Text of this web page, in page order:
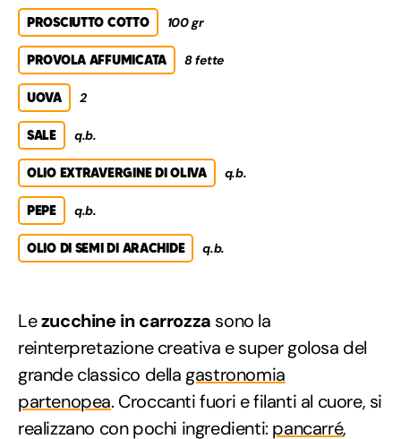
PROSCIUTTO COTTO 100 gr
PROVOLA AFFUMICATA 8 fette
UOVA 2
SALE q.b.
OLIO EXTRAVERGINE DI OLIVA q.b.
PEPE q.b.
OLIO DI SEMI DI ARACHIDE q.b.
Lezucchine in carrozza sono la
reinterpretazione creativa e super golosa del
grande classico della gastronomia
partenopea. Croccanti fuori e filanti al cuore, si
realizzano con pochi ingredienti: pancarré,